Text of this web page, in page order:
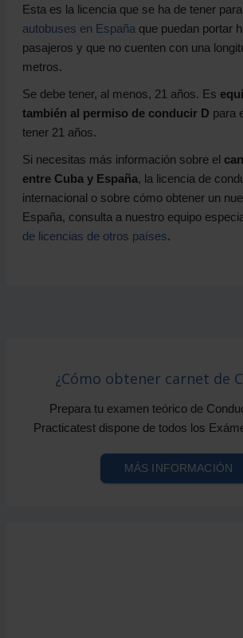
Esta es la licencia que se ha de tener para
autobuses en Españaque puedan portar
pasajeros y que no cuenten con una
metros.
Se debe tener, al menos, 21 años. Es
también al permiso de conducir D para
tener 21 años.
Si necesitas más información sobre el
entre Cuba y España, la licencia de
internacional o sobre cómo obtener un
España, consulta a nuestro equipo
de licencias de otros países.
¿Cómo obtener carnet de
Prepara tu examen teórico de
Practicatest dispone de todos los
MÁS INFORMACIÓN